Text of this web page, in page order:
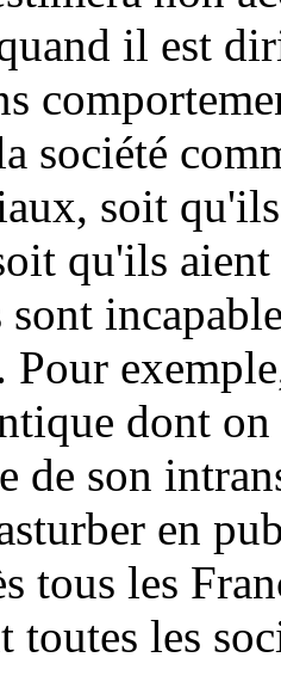
il est
société
soit
qu'ils
sont
Pour
dont
de son
en
tous les
toutes les